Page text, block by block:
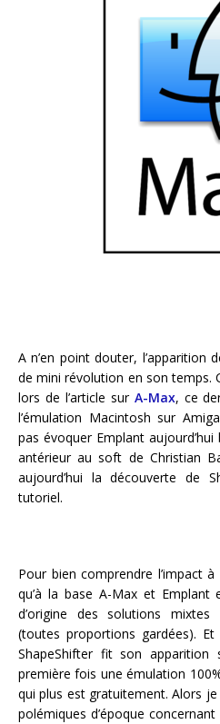
A n’en point douter, l’apparition
de mini révolution en son temps.
lors de l’article sur A-Max, ce
l’émulation Macintosh sur
pas évoquer Emplant
antérieur au soft de Christian
aujourd’hui la découverte de
tutoriel.
Pour bien comprendre l’impact
qu’à la base A-Max et
d’origine des solutions
(toutes proportions gardées).
ShapeShifter fit son
première fois une émulation
qui plus est gratuitement. Alors
polémiques d’époque